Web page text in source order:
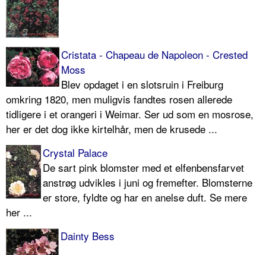
Cristata - Chapeau de Napoleon - Crested
Moss
Blev opdaget i en slotsruin i Freiburg
omkring 1820, men muligvis fandtes rosen allerede
tidligere i et orangeri i Weimar. Ser ud som en mosrose,
her er det dog ikke kirtelhår, men de krusede ...
Crystal Palace
De sart pink blomster med et elfenbensfarvet
anstrøg udvikles i juni og fremefter. Blomsterne
er store, fyldte og har en anelse duft. Se mere
her ...
Dainty Bess